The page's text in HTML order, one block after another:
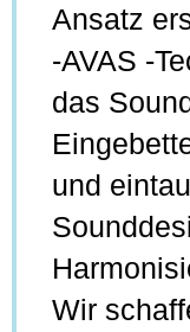
Ansatz
-AVAS -
das
und
Wir